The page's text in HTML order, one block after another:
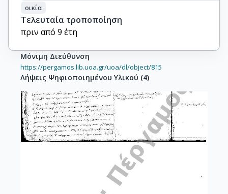
οικία
Τελευταία τροποποίηση
πριν από 9 έτη
Μόνιμη Διεύθυνση
https://pergamos.lib.uoa.gr/uoa/dl/object/815
Λήψεις Ψηφιοποιημένου Υλικού (4)